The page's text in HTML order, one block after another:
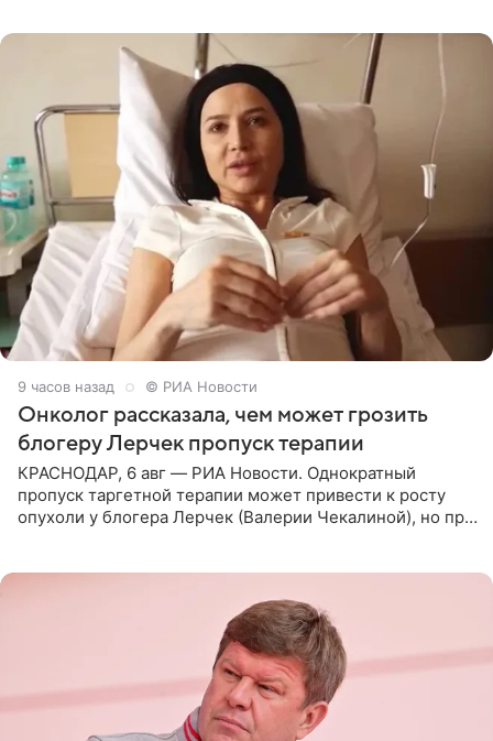
9 часов назад © РИА Новости
Онколог рассказала, чем может грозить
блогеру Лерчек пропуск терапии
КРАСНОДАР, 6 авг — РИА Новости. Однократный
пропуск таргетной терапии может привести к росту
опухоли у блогера Лерчек (Валерии Чекалиной), но при